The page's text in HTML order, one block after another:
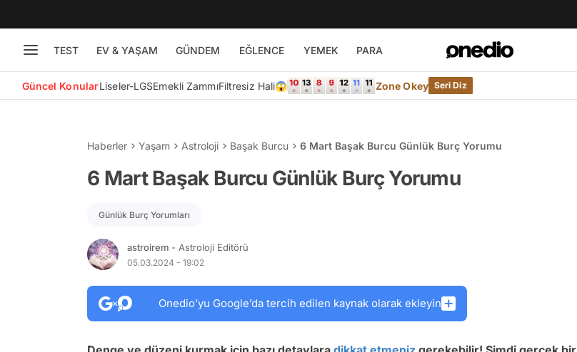
TEST EV & YAŞAM GÜNDEM EĞLENCE YEMEK PARA
Güncel KonularLiseler-LGSEmekli ZammıFiltresiz Hali😱 Zone Okey Seri Diz
Haberler Yaşam Astroloji Başak Burcu 6 Mart Başak Burcu Günlük Burç Yorumu
6 Mart Başak Burcu Günlük Burç Yorumu
Günlük Burç Yorumları
astroirem - Astroloji Editörü
05.03.2024 - 19:02
Onedio’yu Google’da tercih edilen kaynak olarak ekleyin